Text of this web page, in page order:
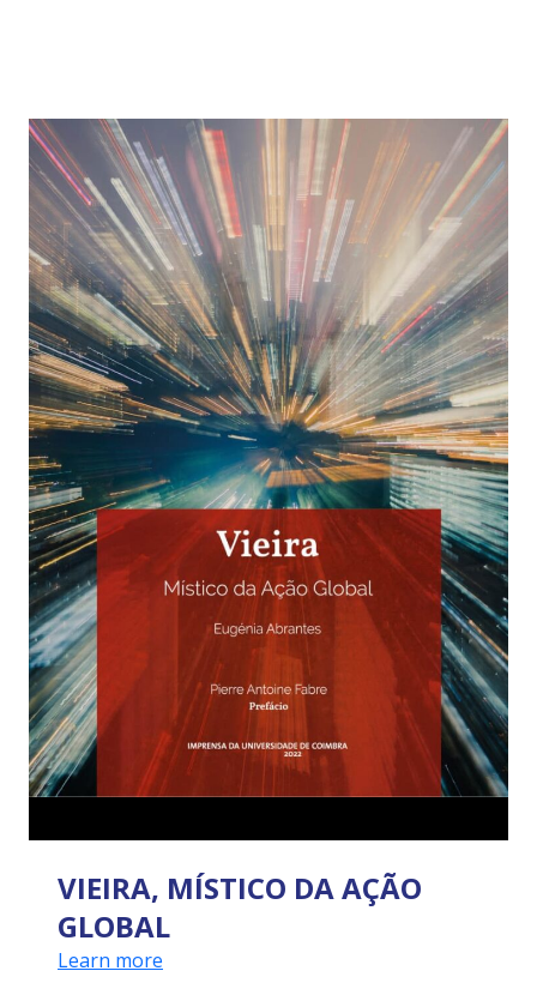
VIEIRA, MÍSTICO DA AÇÃO
GLOBAL
Learn more